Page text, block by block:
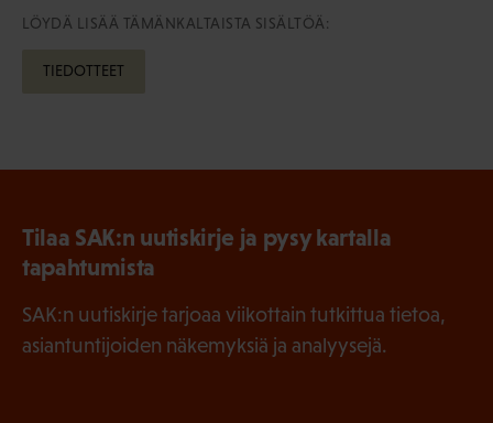
LÖYDÄ LISÄÄ TÄMÄNKALTAISTA SISÄLTÖÄ:
TIEDOTTEET
Tilaa SAK:n uutiskirje ja pysy kartalla
tapahtumista
SAK:n uutiskirje tarjoaa viikottain tutkittua tietoa,
asiantuntijoiden näkemyksiä ja analyysejä.